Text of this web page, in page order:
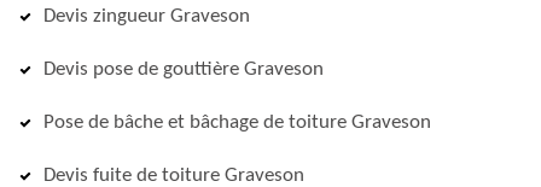
Devis zingueur Graveson
Devis pose de gouttière Graveson
Pose de bâche et bâchage de toiture Graveson
Devis fuite de toiture Graveson